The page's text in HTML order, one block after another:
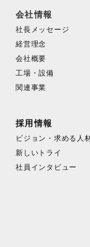
会社情報
社長メッセージ
経営理念
会社概要
工場・設備
関連事業
採用情報
ビジョン・求める人
新しいトライ
社員インタビュー